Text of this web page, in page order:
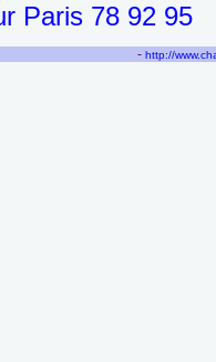
Paris 78 92 95
- http://